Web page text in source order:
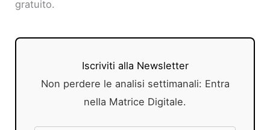
gratuito.
Iscriviti alla Newsletter
Non perdere le analisi settimanali: Entra
nella Matrice Digitale.